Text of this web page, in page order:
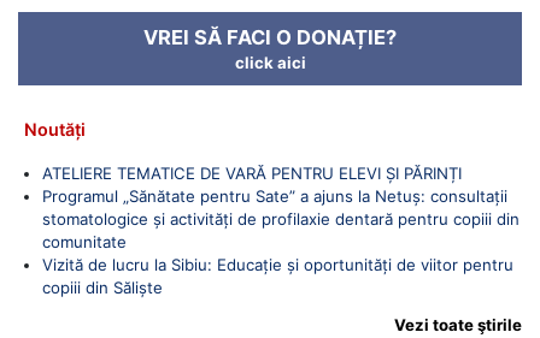
VREI SĂ FACI O DONAȚIE?
click aici
Noutăți
ATELIERE TEMATICE DE VARĂ PENTRU ELEVI ȘI PĂRINȚI
Programul „Sănătate pentru Sate” a ajuns la Netuș: consultații
stomatologice și activități de profilaxie dentară pentru copiii din
comunitate
Vizită de lucru la Sibiu: Educație și oportunități de viitor pentru
copiii din Săliște
Vezi toate ştirile